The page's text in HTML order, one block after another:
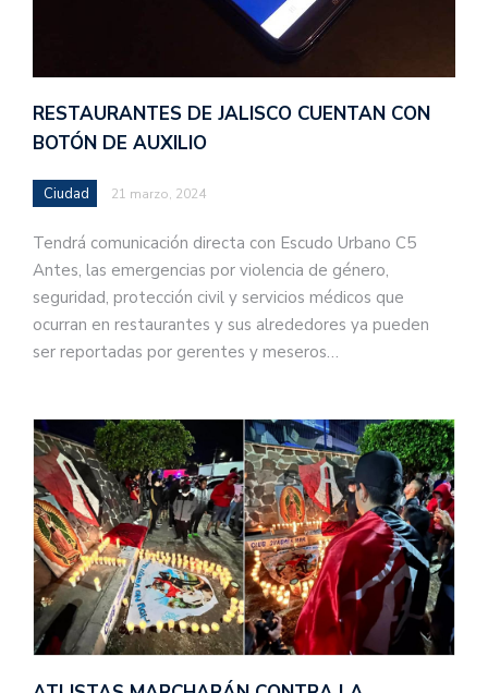
RESTAURANTES DE JALISCO CUENTAN CON
BOTÓN DE AUXILIO
Ciudad 21 marzo, 2024
Tendrá comunicación directa con Escudo Urbano C5
Antes, las emergencias por violencia de género,
seguridad, protección civil y servicios médicos que
ocurran en restaurantes y sus alrededores ya pueden
ser reportadas por gerentes y meseros…